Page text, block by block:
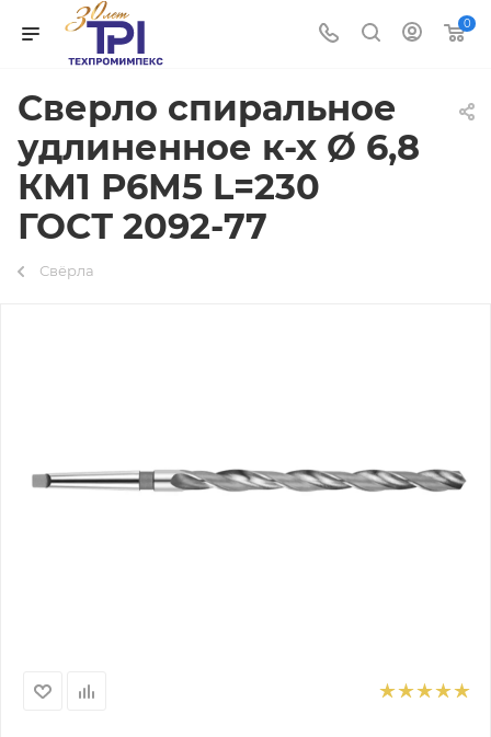
0
Сверло спиральное
удлиненное к-х Ø 6,8
КМ1 Р6М5 L=230
ГОСТ 2092-77
Свёрла